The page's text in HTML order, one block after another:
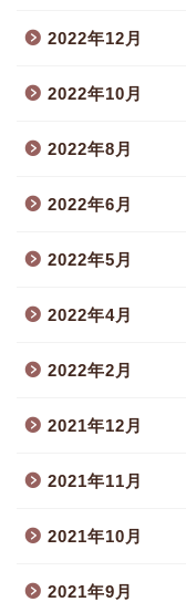
2022年12月
2022年10月
2022年8月
2022年6月
2022年5月
2022年4月
2022年2月
2021年12月
2021年11月
2021年10月
2021年9月